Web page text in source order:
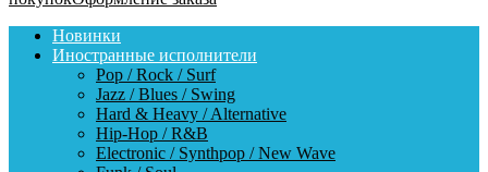
Новинки
Иностранные исполнители
Pop / Rock / Surf
Jazz / Blues / Swing
Hard & Heavy / Alternative
Hip-Hop / R&B
Electronic / Synthpop / New Wave